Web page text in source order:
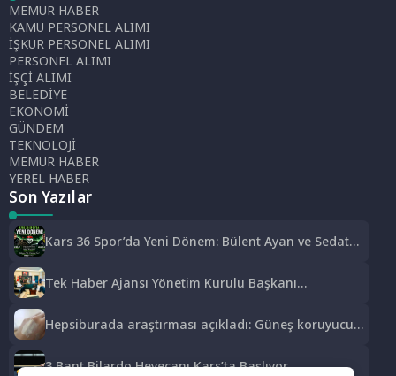
MEMUR HABER
KAMU PERSONEL ALIMI
İŞKUR PERSONEL ALIMI
PERSONEL ALIMI
İŞÇİ ALIMI
BELEDİYE
EKONOMİ
GÜNDEM
TEKNOLOJİ
MEMUR HABER
YEREL HABER
Son Yazılar
Kars 36 Spor’da Yeni Dönem: Bülent Ayan ve Sedat
Tek Haber Ajansı Yönetim Kurulu Başkanı
Başsavcısı Özgür Celbek’e Hayırlı Olsun Ziyareti
Hepsiburada araştırması açıkladı: Güneş koruyucu
3 Bant Bilardo Heyecanı Kars’ta Başlıyor